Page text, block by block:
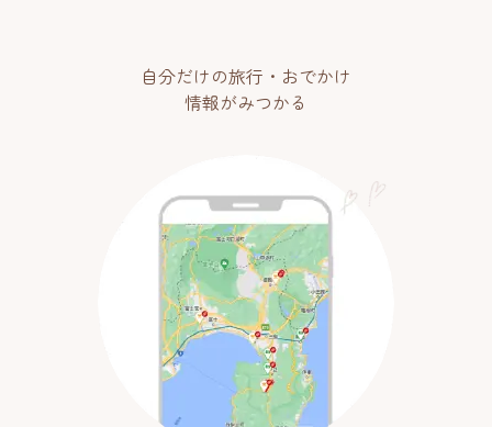
自分だけの旅行・おでかけ
情報がみつかる